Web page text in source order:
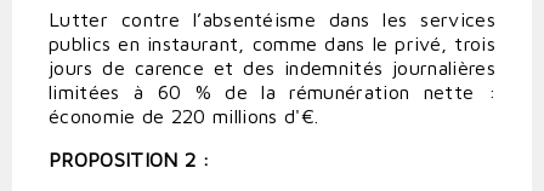
Lutter contre l’absentéisme dans les services
publics en instaurant, comme dans le privé, trois
jours de carence et des indemnités journalières
limitées à 60 % de la rémunération nette :
économie de 220 millions d'€.
PROPOSITION 2 :